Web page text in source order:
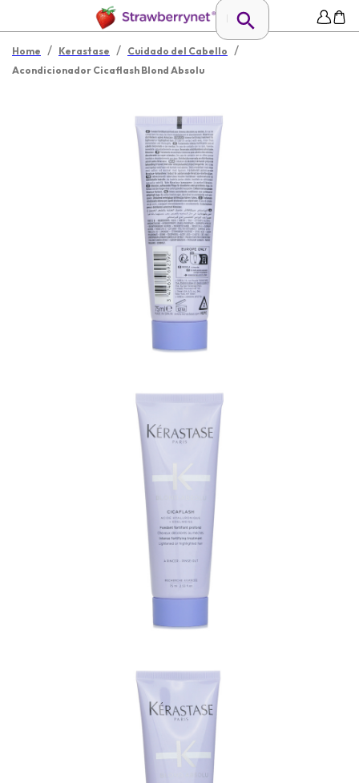
Home / Kerastase / Cuidado del Cabello /
Acondicionador Cicaflash Blond Absolu